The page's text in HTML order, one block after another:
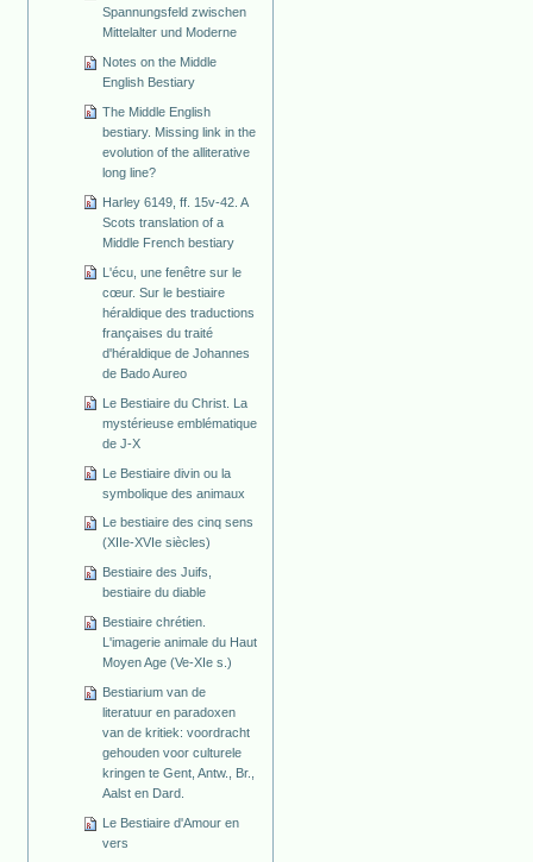
Spannungsfeld zwischen
Mittelalter und Moderne
Notes on the Middle
English Bestiary
The Middle English
bestiary. Missing link in the
evolution of the alliterative
long line?
Harley 6149, ff. 15v-42. A
Scots translation of a
Middle French bestiary
L'écu, une fenêtre sur le
cœur. Sur le bestiaire
héraldique des traductions
françaises du traité
d'héraldique de Johannes
de Bado Aureo
Le Bestiaire du Christ. La
mystérieuse emblématique
de J-X
Le Bestiaire divin ou la
symbolique des animaux
Le bestiaire des cinq sens
(XIIe-XVIe siècles)
Bestiaire des Juifs,
bestiaire du diable
Bestiaire chrétien.
L'imagerie animale du Haut
Moyen Age (Ve-XIe s.)
Bestiarium van de
literatuur en paradoxen
van de kritiek: voordracht
gehouden voor culturele
kringen te Gent, Antw., Br.,
Aalst en Dard.
Le Bestiaire d'Amour en
vers